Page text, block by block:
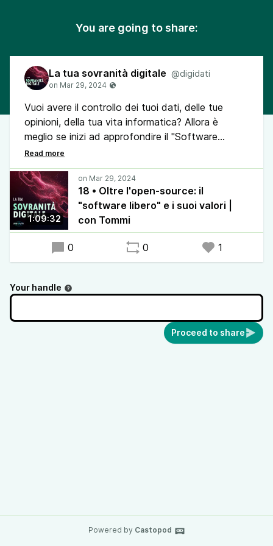
You are going to share:
La tua sovranità digitale @digidati
Vuoi avere il controllo dei tuoi dati, delle tue
opinioni, della tua vita informatica? Allora è
meglio se inizi ad approfondire il "Software
libero"!
Questa volta mi sono fatto aiutare da Tommi,
dato che lavora presso una fondazione che si
focalizza proprio sull'informatica libera.
Buon ascolto!
1:09:32
18 • Oltre l'open-source: il
"software libero" e i suoi valori |
con Tommi
0 0 1
Your handle
Proceed to share
Powered by Castopod